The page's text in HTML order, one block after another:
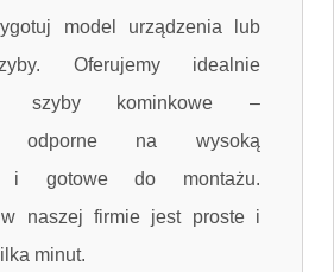
model urządzenia lub
Oferujemy idealnie
szyby kominkowe –
odporne na wysoką
i gotowe do montażu.
naszej firmie jest proste i
minut.